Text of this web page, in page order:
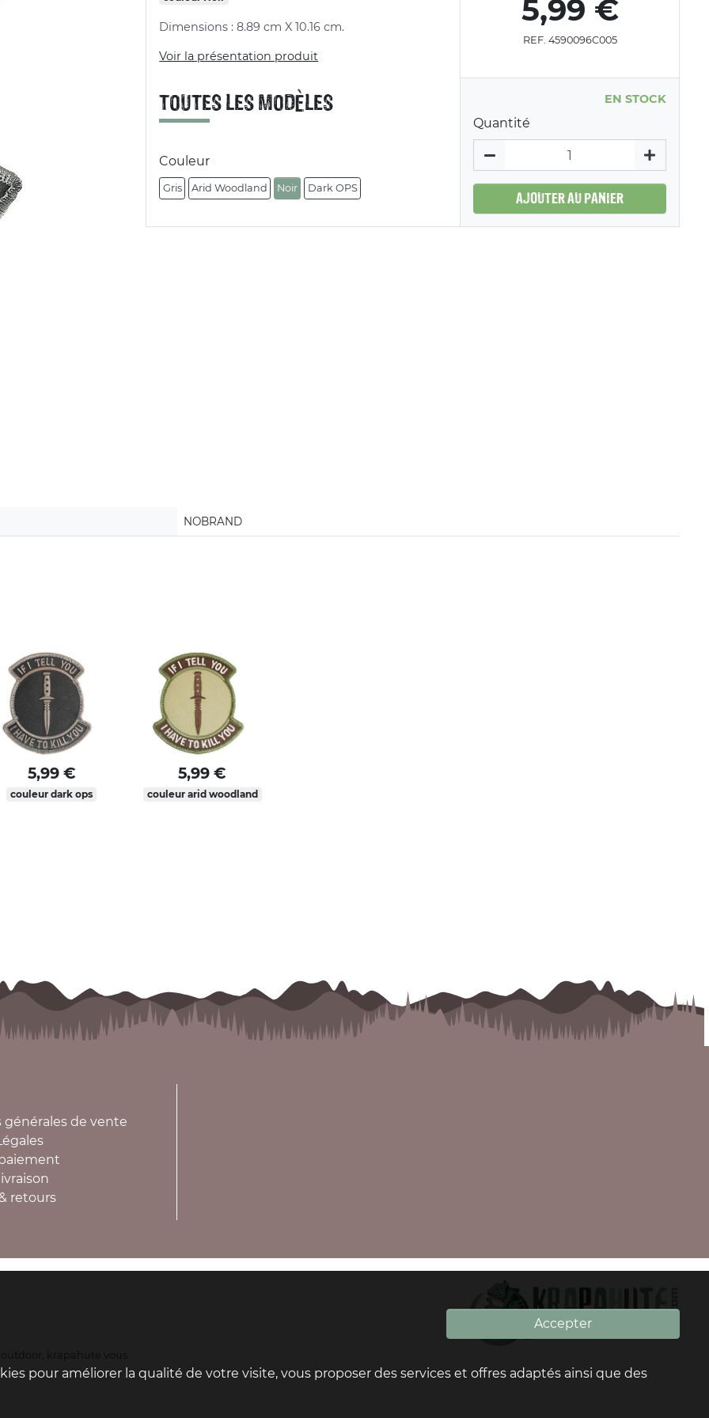
Dimensions : 8.89 cm X 10.16 cm.
Voir la présentation produit
5,99 €
REF. 4590096C005
EN STOCK
Quantité
AJOUTER AU PANIER
TOUTES LES MODÈLES
Couleur
Gris Arid Woodland Noir Dark OPS
NOBRAND
5,99 €
couleur dark ops
5,99 €
couleur arid woodland
générales de vente
retours
krapahute vous
Accepter
pour améliorer la qualité de votre visite, vous proposer des services et offres adaptés ainsi que des